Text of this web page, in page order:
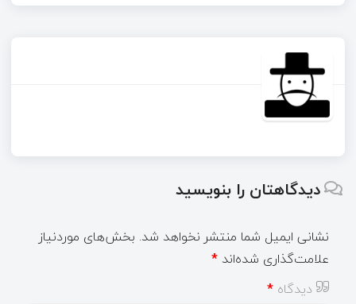
دیدگاهتان را بنویسید
نشانی ایمیل شما منتشر نخواهد شد. بخش‌های موردنیاز
علامت‌گذاری شده‌اند *
دیدگاه *